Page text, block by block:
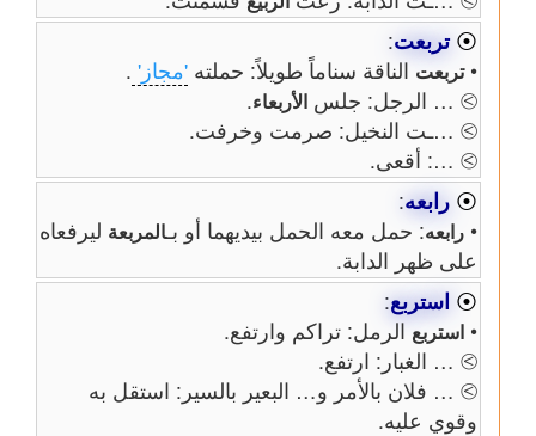
⦿ تربعت:
• تربعتالناقة سناماً طويلاً: حملته 'مجاز' .
⧁ … الرجل: جلس الأربعاء.
⧁ …ـت النخيل: صرمت وخرفت.
⧁ …: أقعى.
⦿ رابعه:
• رابعه: حمل معه الحمل بيديهما أو بـالمربعةليرفعاه
على ظهر الدابة.
⦿ استربع:
• استربعالرمل: تراكم وارتفع.
⧁ … الغبار: ارتفع.
⧁ … فلان بالأمر و… البعير بالسير: استقل به
وقوي عليه.